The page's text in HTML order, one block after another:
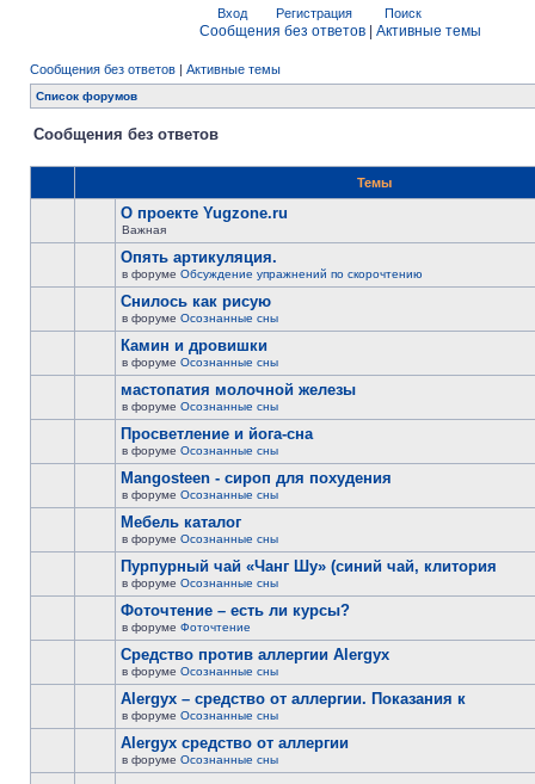
Вход Регистрация Поиск
Сообщения без ответов Активные темы
Сообщения без ответов | Активные темы
Список форумов
Сообщения без ответов
Темы
О проекте Yugzone.ru
Важная
Опять артикуляция.
в форуме Обсуждение упражнений по скорочтению
Снилось как рисую
в форуме Осознанные сны
Камин и дровишки
в форуме Осознанные сны
мастопатия молочной железы
в форуме Осознанные сны
Просветление и йога-сна
в форуме Осознанные сны
Mangosteen - сироп для похудения
в форуме Осознанные сны
Мебель каталог
в форуме Осознанные сны
Пурпурный чай «Чанг Шу» (синий чай, клитория
в форуме Осознанные сны
Фоточтение – есть ли курсы?
в форуме Фоточтение
Cредство против аллергии Alergyx
в форуме Осознанные сны
Alergyx – средство от аллергии. Показания к
в форуме Осознанные сны
Alergyx средство от аллергии
в форуме Осознанные сны